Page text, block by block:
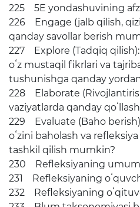
225 5E yondashuvining
226 Engage (jalb qilish,
qanday savollar berish
227 Explore (Tadqiq
oʻz mustaqil fikrlari va
tushunishga qanday
228 Elaborate
vaziyatlarda qanday
229 Evaluate (Baho
oʻzini baholash va
tashkil qilish mumkin?
230 Refleksiyaning
231 Refleksiyaning
232 Refleksiyaning